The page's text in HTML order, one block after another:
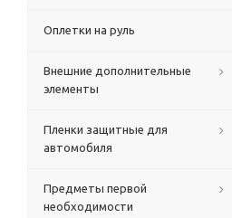
Оплетки на руль
Внешние дополнительные
элементы
Пленки защитные для
автомобиля
Предметы первой
необходимости